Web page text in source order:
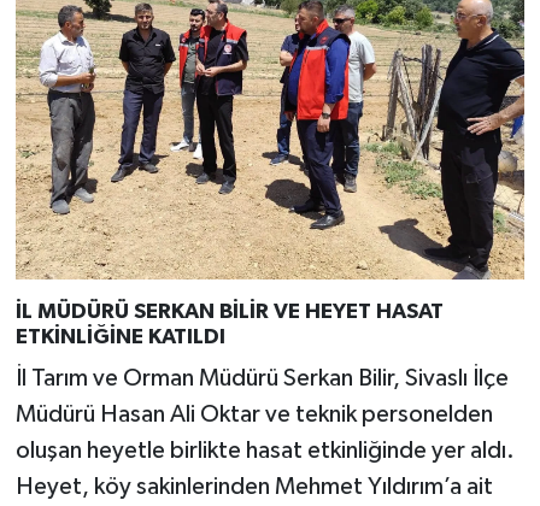
İL MÜDÜRÜ SERKAN BİLİR VE HEYET HASAT
ETKİNLİĞİNE KATILDI
İl Tarım ve Orman Müdürü Serkan Bilir, Sivaslı İlçe
Müdürü Hasan Ali Oktar ve teknik personelden
oluşan heyetle birlikte hasat etkinliğinde yer aldı.
Heyet, köy sakinlerinden Mehmet Yıldırım’a ait